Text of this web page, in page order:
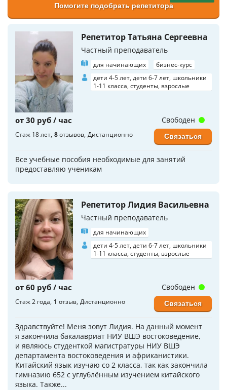
Помогите подобрать репетитора
Репетитор Татьяна Сергеевна
Частный преподаватель
для начинающих
бизнес-курс
дети 4-5 лет, дети 6-7 лет, школьники
1-11 класса, студенты, взрослые
от 30 руб / час
Стаж 18 лет 8отзывов Дистанционно
Все учебные пособия необходимые для занятий
предоставляю ученикам
Свободен
Связаться
Репетитор Лидия Васильевна
Частный преподаватель
для начинающих
дети 4-5 лет, дети 6-7 лет, школьники
1-11 класса, студенты, взрослые
от 60 руб / час
Стаж 2 года 1 отзыв Дистанционно
Здравствуйте! Меня зовут Лидия. На данный момент
я закончила бакалавриат НИУ ВШЭ востоковедение,
и являюсь студенткой магистратуры НИУ ВШЭ
департамента востоковедения и африканистики.
Китайский язык изучаю со 2 класса, так как закончила
гимназию 652 с углублённым изучением китайского
языка. Также...
Свободен
Связаться